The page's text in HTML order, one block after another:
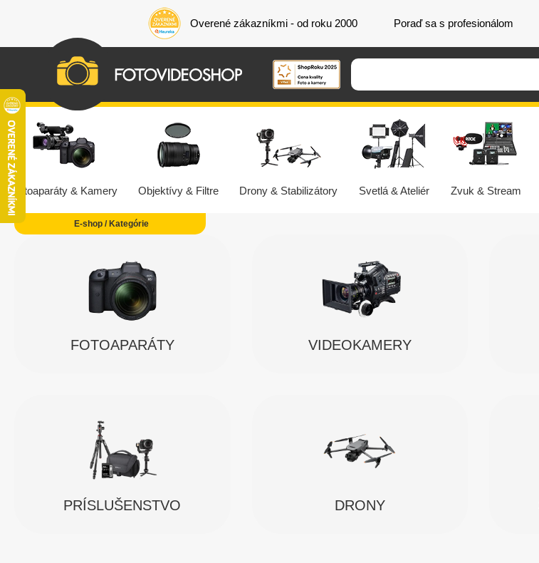
Overené zákazníkmi - od roku 2000 Poraď sa s profesionálom
Fotoaparáty & Kamery Objektívy & Filtre Drony & Stabilizátory Svetlá & Ateliér Zvuk & Stream
FOTOAPARÁTY VIDEOKAMERY
PRÍSLUŠENSTVO DRONY
E-shop / Kategórie